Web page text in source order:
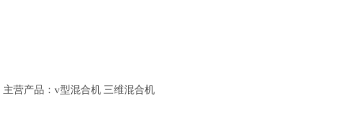
主营产品：v型混合机 三维混合机